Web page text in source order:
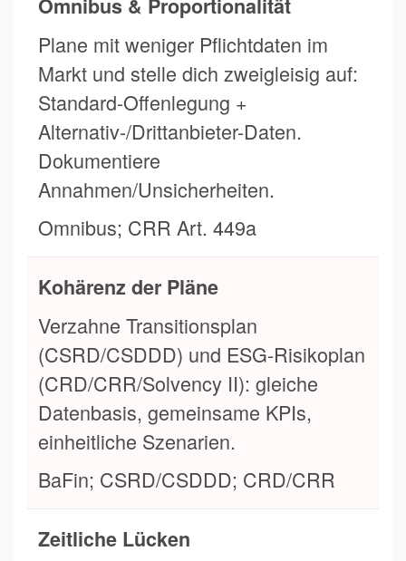
Omnibus & Proportionalität
Plane mit weniger Pflichtdaten im
Markt und stelle dich zweigleisig auf:
Standard-Offenlegung +
Alternativ-/Drittanbieter-Daten.
Dokumentiere
Annahmen/Unsicherheiten.
Omnibus; CRR Art. 449a
Kohärenz der Pläne
Verzahne Transitionsplan
(CSRD/CSDDD) und ESG-Risikoplan
(CRD/CRR/Solvency II): gleiche
Datenbasis, gemeinsame KPIs,
einheitliche Szenarien.
BaFin; CSRD/CSDDD; CRD/CRR
Zeitliche Lücken